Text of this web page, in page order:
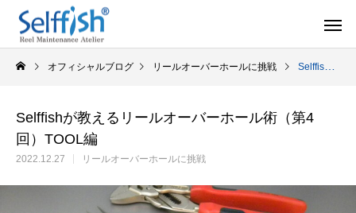
オフィシャルブログ リールオーバーホールに挑戦 Selffishが教えるリールオーバーホール術（第4回）TOOL編
Selffishが教えるリールオーバーホール術（第4
回）TOOL編
2022.12.27 リールオーバーホールに挑戦